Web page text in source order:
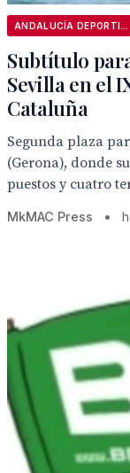
Subtítulo
Sevilla en el
Cataluña
Segunda plaza
(Gerona), donde
puestos y cuatro
MkMAC Press •